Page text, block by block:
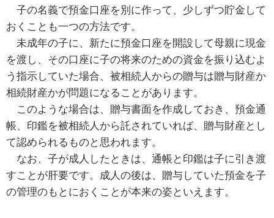
子の名義で預金口座を別に作って、少しずつ貯金して
おくことも一つの方法です。
未成年の子に、新たに預金口座を開設して母親に現金
を渡し、その口座に子の将来のための資金を振り込むよ
う指示していた場合、被相続人からの贈与は贈与財産か
相続財産かが問題になることがあります。
このような場合は、贈与書面を作成しておき、預金通
帳、印鑑を被相続人から託されていれば、贈与財産とし
て認められるものと思われます。
なお、子が成人したときは、通帳と印鑑は子に引き渡
すことが肝要です。成人の後は、贈与していた預金を子
の管理のもとにおくことが本来の姿といえます。